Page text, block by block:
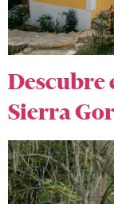
Descubre
Sierra